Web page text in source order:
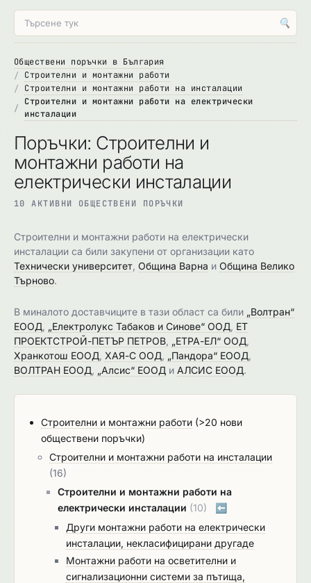
🔍
Обществени поръчки в България
Строителни и монтажни работи
Строителни и монтажни работи на инсталации
Строителни и монтажни работи на електрически
инсталации
Поръчки: Строителни и
монтажни работи на
електрически инсталации
10 АКТИВНИ ОБЩЕСТВЕНИ ПОРЪЧКИ
Строителни и монтажни работи на електрически
инсталации са били закупени от организации като
Технически университет Община Варна и Община Велико
Търново.
В миналото доставчиците в тази област са били „Волтран“
ЕООД „Електролукс Табаков и Синове“ ООД ЕТ
ПРОЕКТСТРОЙ-ПЕТЪР ПЕТРОВ „ЕТРА-ЕЛ“ ООД
Хранкотош ЕООД ХАЯ-С ООД „Пандора“ ЕООД
ВОЛТРАН ЕООД „Алсис“ ЕООД и АЛСИС ЕООД.
Строителни и монтажни работи (>20 нови
обществени поръчки)
Строителни и монтажни работи на инсталации
(16)
Строителни и монтажни работи на
електрически инсталации (10) ⬅️
Други монтажни работи на електрически
инсталации, некласифицирани другаде
Монтажни работи на осветителни и
сигнализационни системи за пътища,